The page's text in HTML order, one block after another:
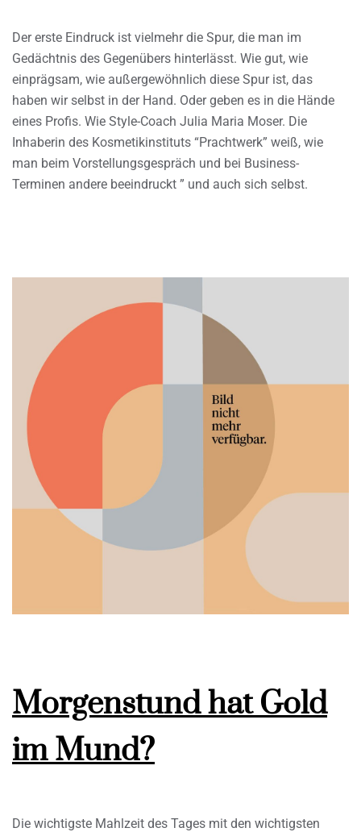
Der erste Eindruck ist vielmehr die Spur, die man im
Gedächtnis des Gegenübers hinterlässt. Wie gut, wie
einprägsam, wie außergewöhnlich diese Spur ist, das
haben wir selbst in der Hand. Oder geben es in die Hände
eines Profis. Wie Style-Coach Julia Maria Moser. Die
Inhaberin des Kosmetikinstituts “Prachtwerk” weiß, wie
man beim Vorstellungsgespräch und bei Business-
Terminen andere beeindruckt ” und auch sich selbst.
Morgenstund hat Gold
im Mund?
Die wichtigste Mahlzeit des Tages mit den wichtigsten